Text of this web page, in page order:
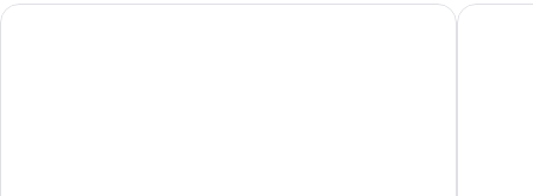
TUB
Aqua Blue Hotel